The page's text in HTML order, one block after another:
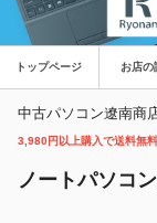
トップページ お店の
中古パソコン遼南商
3,980円以上購入で送料無
ノートパソコ
その他の条件
送料無料
Pontaパス特典